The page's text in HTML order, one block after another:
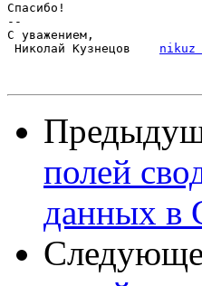
Спасибо!
--
С уважением,
Николай Кузнецов nikuz
полей
данных в